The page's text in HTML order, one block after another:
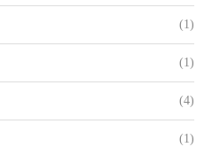
(1)
(1)
(4)
(1)